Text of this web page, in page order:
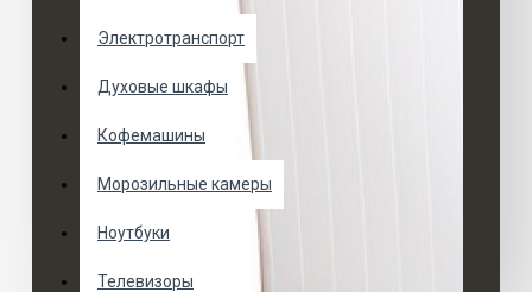
Электротранспорт
Духовые шкафы
Кофемашины
Морозильные камеры
Ноутбуки
Телевизоры